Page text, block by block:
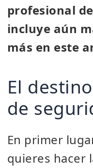
profesional
incluye aún
más en este
El
de
En primer
quieres hacer